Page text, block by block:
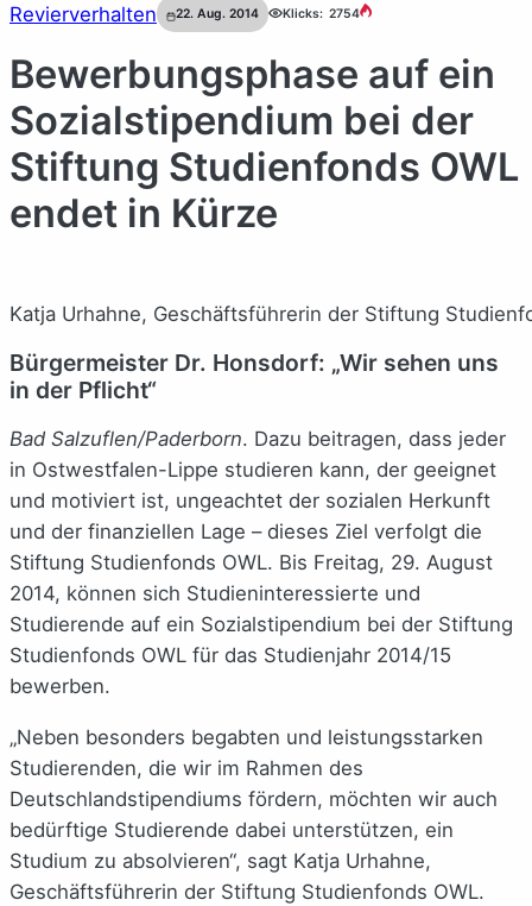
Revierverhalten 22. Aug. 2014 Klicks: 2754
Bewerbungsphase auf ein
Sozialstipendium bei der
Stiftung Studienfonds OWL
endet in Kürze
Katja Urhahne, Geschäftsführerin der Stiftung
Bürgermeister Dr. Honsdorf: „Wir sehen uns
in der Pflicht“
Bad Salzuflen/Paderborn. Dazu beitragen, dass jeder
in Ostwestfalen-Lippe studieren kann, der geeignet
und motiviert ist, ungeachtet der sozialen Herkunft
und der finanziellen Lage – dieses Ziel verfolgt die
Stiftung Studienfonds OWL. Bis Freitag, 29. August
2014, können sich Studieninteressierte und
Studierende auf ein Sozialstipendium bei der Stiftung
Studienfonds OWL für das Studienjahr 2014/15
bewerben.
„Neben besonders begabten und leistungsstarken
Studierenden, die wir im Rahmen des
Deutschlandstipendiums fördern, möchten wir auch
bedürftige Studierende dabei unterstützen, ein
Studium zu absolvieren“, sagt Katja Urhahne,
Geschäftsführerin der Stiftung Studienfonds OWL.